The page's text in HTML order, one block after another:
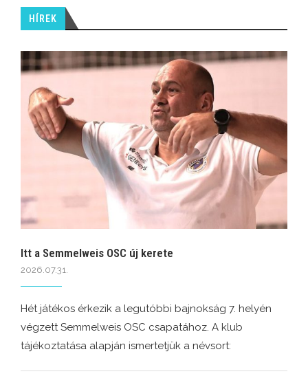
HÍREK
Itt a Semmelweis OSC új kerete
2026.07.31.
Hét játékos érkezik a legutóbbi bajnokság 7. helyén
végzett Semmelweis OSC csapatához. A klub
tájékoztatása alapján ismertetjük a névsort: